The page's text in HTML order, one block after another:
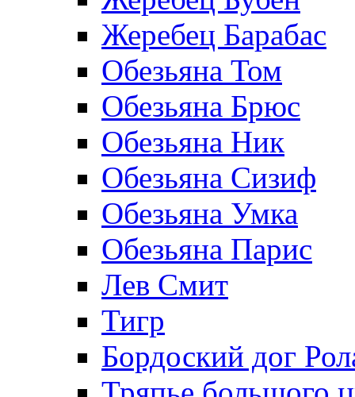
Жеребец Барабас
Обезьяна Том
Обезьяна Брюс
Обезьяна Ник
Обезьяна Сизиф
Обезьяна Умка
Обезьяна Парис
Лев Смит
Тигр
Бордоский дог